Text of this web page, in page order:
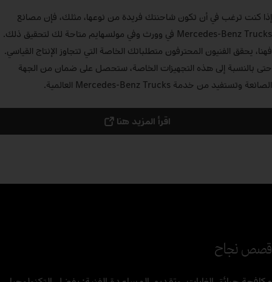
إذا كنت ترغب في أن تكون شاحنتك فريدة من نوعها، مثلك، فإن مصانع
Mercedes‑Benz Trucks في وورث وفي مولسهايم متاحة لك لتحقيق ذلك.
فهنا، يحقق الفنيون المحترفون متطلباتك الخاصة التي تتجاوز الإنتاج القياسي.
حتى بالنسبة إلى هذه التجهيزات الخاصة، ستحصل على ضمان من الجهة
الصانعة وتستفيد من خدمة Mercedes‑Benz Trucks العالمية.
اقرأ المزيد هنا
قصص نجاح